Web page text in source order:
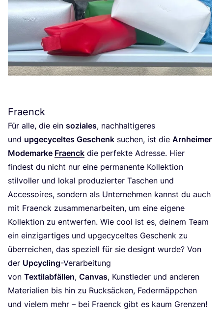
Fraenck
Für alle, die ein sozia­les, nach­hal­ti­ge­res
und upge­cy­cel­tes Geschenk suchen, ist die Arn­hei­mer
Mode­mar­ke Fraenck die per­fek­te Adres­se. Hier
fin­dest du nicht nur eine per­ma­nen­te Kol­lek­ti­on
stil­vol­ler und lokal pro­du­zier­ter Taschen und
Acces­soires, son­dern als Unter­neh­men kannst du auch
mit Fraenck zusam­men­ar­bei­ten, um eine eige­ne
Kol­lek­ti­on zu ent­wer­fen. Wie cool ist es, dei­nem Team
ein ein­zig­ar­ti­ges und upge­cy­cel­tes Geschenk zu
über­rei­chen, das spe­zi­ell für sie designt wur­de? Von
der Upcy­cling-Ver­ar­bei­tung
von Tex­til­ab­fäl­len, Can­vas, Kunst­le­der und ande­ren
Mate­ria­li­en bis hin zu Ruck­sä­cken, Feder­mäpp­chen
und vie­lem mehr – bei Fraenck gibt es kaum Grenzen!